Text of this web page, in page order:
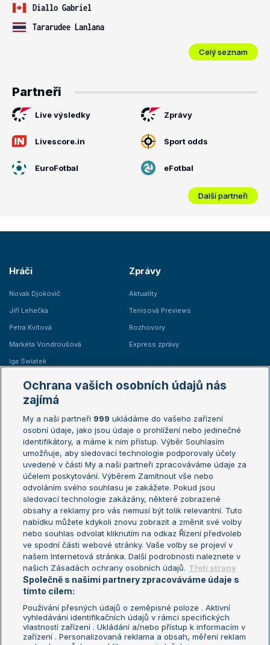
Diallo Gabriel
Tararudee Lanlana
Celý seznam
Partneři
Live výsledky Zprávy
Livescore.in Sport odds
EuroFotbal eFotbal
Další partneři
Hráči
Novak Djokovič
Jiří Lehečka
Petra Kvitová
Markéta Vondroušová
Iga Swiatek
Zprávy
Aktuality
Tenisová Previews
Rozhovory
Express zprávy
Žebříčky
Žebříček ATP (muži)
Žebříček WTA (ženy)
Sázkařský žebříček
Australian Open
French Open
Wimbledon
US Open
Turnaj mistrů
Turnaj mistryň
Aktualní trendy
Fotbalové přestupy
Livesport Daily
LS Prague Open
Podmínky užití
Nastavení soukromí
GDPR a žurnalistika
Reklama
Ochrana vašich osobních údajů nás
zajímá
My a naši partneři 999 ukládáme do vašeho zařízení
osobní údaje, jako jsou údaje o prohlížení nebo jedinečné
identifikátory, a máme k nim přístup. Výběr Souhlasím
umožňuje, aby sledovací technologie podporovaly účely
uvedené v části My a naši partneři zpracováváme údaje za
účelem poskytování. Výběrem Zamítnout vše nebo
odvoláním svého souhlasu je zakážete. Pokud jsou
sledovací technologie zakázány, některé zobrazené
obsahy a reklamy pro vás nemusí být tolik relevantní. Tuto
nabídku můžete kdykoli znovu zobrazit a změnit své volby
nebo souhlas odvolat kliknutím na odkaz Řízení předvoleb
ve spodní části webové stránky. Vaše volby se projeví v
našem Internetová stránka. Další podrobnosti naleznete v
našich Zásadách ochrany osobních údajů. Třetí strany
Společně s našimi partnery zpracováváme údaje s
tímto cílem:
Používání přesných údajů o zeměpisné poloze . Aktivní
vyhledávání identifikačních údajů v rámci specifických
vlastností zařízení . Ukládání a/nebo přístup k informacím v
zařízení . Personalizovaná reklama a obsah, měření reklam